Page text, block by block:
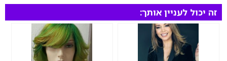
זה יכול לעניין אותך: